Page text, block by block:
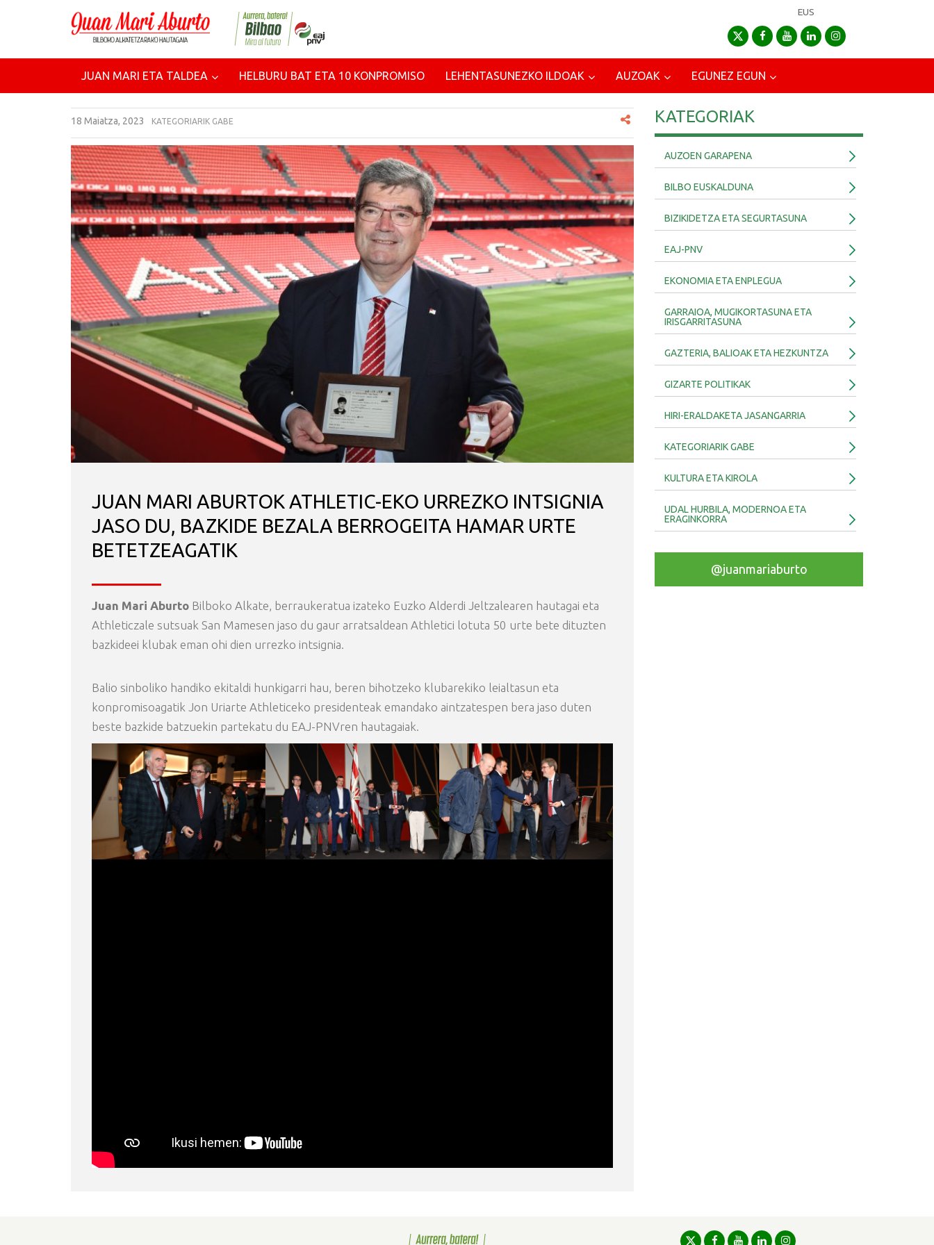
EUS
JUAN MARI ETA TALDEA HELBURU BAT ETA 10 KONPROMISO LEHENTASUNEZKO ILDOAK AUZOAK EGUNEZ EGUN
18 Maiatza, 2023 KATEGORIARIK GABE
JUAN MARI ABURTOK ATHLETIC-EKO URREZKO INTSIGNIA
JASO DU, BAZKIDE BEZALA BERROGEITA HAMAR URTE
BETETZEAGATIK
Juan Mari Aburto Bilboko Alkate, berraukeratua izateko Euzko Alderdi Jeltzalearen hautagai eta
Athleticzale sutsuak San Mamesen jaso du gaur arratsaldean Athletici lotuta 50 urte bete dituzten
bazkideei klubak eman ohi dien urrezko intsignia.
Balio sinboliko handiko ekitaldi hunkigarri hau, beren bihotzeko klubarekiko leialtasun eta
konpromisoagatik Jon Uriarte Athleticeko presidenteak emandako aintzatespen bera jaso duten
beste bazkide batzuekin partekatu du EAJ-PNVren hautagaiak.
KATEGORIAK
AUZOEN GARAPENA
BILBO EUSKALDUNA
BIZIKIDETZA ETA SEGURTASUNA
EAJ-PNV
EKONOMIA ETA ENPLEGUA
GARRAIOA, MUGIKORTASUNA ETA
IRISGARRITASUNA
GAZTERIA, BALIOAK ETA HEZKUNTZA
GIZARTE POLITIKAK
HIRI-ERALDAKETA JASANGARRIA
KATEGORIARIK GABE
KULTURA ETA KIROLA
UDAL HURBILA, MODERNOA ETA
ERAGINKORRA
@juanmariaburto